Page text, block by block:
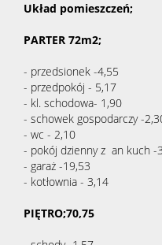
Układ pomieszczeń;
PARTER 72m2;
- przedsionek -4,55
- przedpokój - 5,17
- kl. schodowa- 1,90
- schowek gospodarczy -
- wc - 2,10
- pokój dzienny z an kuch -
- garaż -19,53
- kotłownia - 3,14
PIĘTRO;70,75